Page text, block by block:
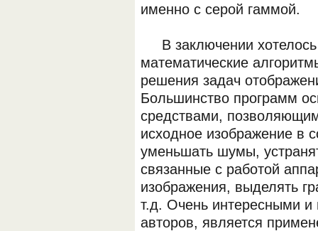
именно с серой гаммой.
В заключении хотелось
математические
решения задач
Большинство программ
средствами,
исходное изображение в
уменьшать шумы,
связанные с работой
изображения, выделять
т.д. Очень интересными
авторов, является